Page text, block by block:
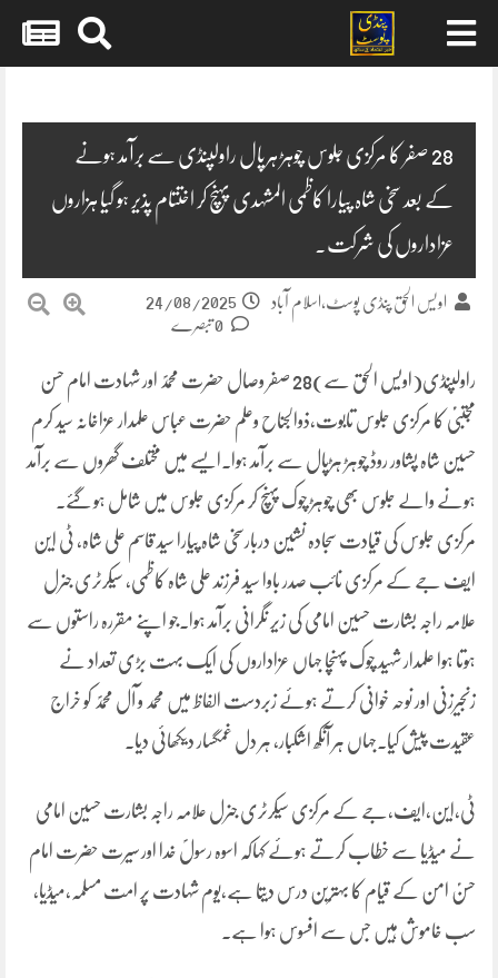
28 صفر کا مرکزی جلوس چوہڑ ہرپال راولپنڈی سے برآمد ہونے
کے بعد سخی شاہ پیارا کاظمی المشہدی پہنچ کر اختتام پذیر ہو گیا ہزاروں
عزاداروں کی شرکت۔
اویس الحق پنڈی پوسٹ،اسلام آباد
24/08/2025
راولپنڈی(اویس الحق سے)28 صفر وصال حضرت محمدؐ اور شہادت امام حسن
مجتبیٰؑ کا مرکزی جلوس تابوت،ذوالجناح وعلم حضرت عباس علمدار عزاخانہ سید کرم
حسین شاہ پشاور روڈ چوہڑ ہڑپال سے برآمد ہوا۔ایسے میں مختلف گھروں سے برآمد
ہونے والے جلوس بھی چوہڑ چوک پہنچ کر مرکزی جلوس میں شامل ہو گئے۔
مرکزی جلوس کی قیادت سجادہ نشین دربارسخی شاہ پیارا سید قاسم علی شاہ، ٹی این
ایف جے کے مرکزی نائب صدر باوا سید فرزند علی شاہ کاظمی، سیکرٹری جنرل
علامہ راجہ بشارت حسین امامی کی زیر نگرانی برآمد ہوا۔جو اپنے مقررہ راستوں سے
ہوتا ہوا علمدار شہید چوک پہنچا جہاں عزاداروں کی ایک بہت بڑی تعداد نے
زنجیرزنی اور نوحہ خوانی کرتے ہوئے زبردست الفاظ میں محمد و آل محمدؐ کو خراج
عقیدت پیش کیا۔جہاں ہر آنکھ اشکبار، ہر دل غمگسار دیکھائی دیا۔
ٹی،این،ایف،جے کے مرکزی سیکرٹری جنرل علامہ راجہ بشارت حسین امامی
نے میڈیا سے خطاب کرتے ہوئے کہاکہ اسوہ رسولؐ خدا اور سیرت حضرت امام
حسنؑ امن کے قیام کا بہترین درس دیتا ہے،یوم شہادت پر امت مسلمہ،میڈیا،
سب خاموش ہیں جس سے افسوس ہوا ہے۔